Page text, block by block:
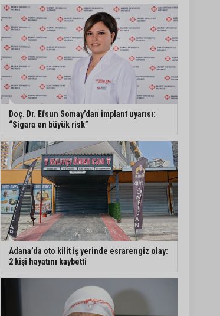
Mimarlar Odası’ndan
Adana Askeri Hastanesi
için tescil çağrısı:
“Satılmamalı, amaç dışı
kullanılmamalı”
CHP Adana Milletvekili
Dr. Müzeyyen Şevkin:
“Ortadoğu’da kalıcı barış
ve iş birliği sağlanmalı”
Doç. Dr. Efsun Somay’dan implant uyarısı:
“Sigara en büyük risk”
Adana’da oto kilit iş yerinde esrarengiz olay:
2 kişi hayatını kaybetti